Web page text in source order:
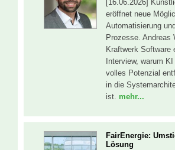
[16.06.2026]
eröffnet neue
Automatisierung
Prozesse. Andreas
Kraftwerk Software
Interview, warum
volles Potenzial
in die
ist. mehr...
FairEnergie:
Lösung